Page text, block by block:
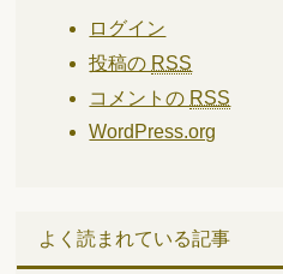
ログイン
投稿の RSS
コメントの RSS
WordPress.org
よく読まれている記事